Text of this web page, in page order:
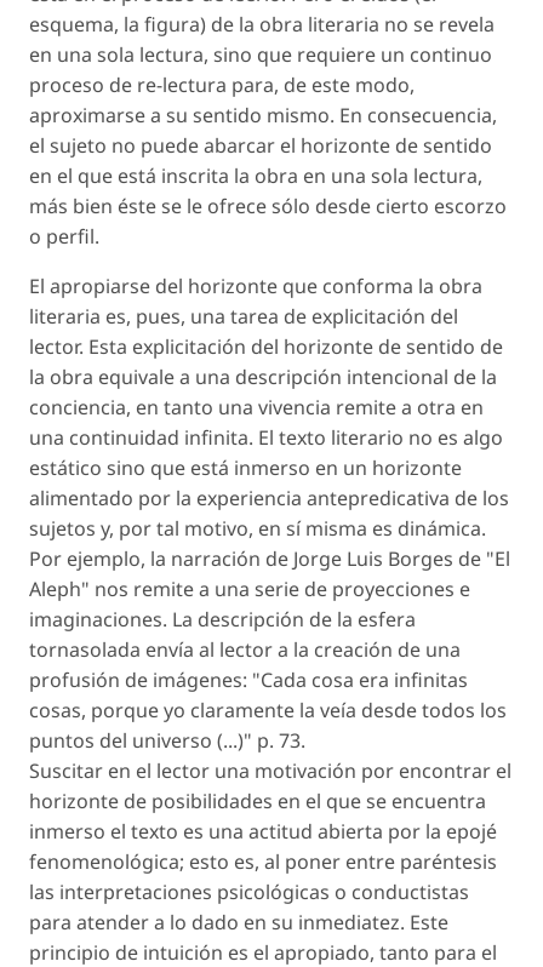
esquema, la figura) de la obra literaria no se revela
en una sola lectura, sino que requiere un continuo
proceso de re-lectura para, de este modo,
aproximarse a su sentido mismo. En consecuencia,
el sujeto no puede abarcar el horizonte de sentido
en el que está inscrita la obra en una sola lectura,
más bien éste se le ofrece sólo desde cierto escorzo
o perfil.
El apropiarse del horizonte que conforma la obra
literaria es, pues, una tarea de explicitación del
lector. Esta explicitación del horizonte de sentido de
la obra equivale a una descripción intencional de la
conciencia, en tanto una vivencia remite a otra en
una continuidad infinita. El texto literario no es algo
estático sino que está inmerso en un horizonte
alimentado por la experiencia antepredicativa de los
sujetos y, por tal motivo, en sí misma es dinámica.
Por ejemplo, la narración de Jorge Luis Borges de "El
Aleph" nos remite a una serie de proyecciones e
imaginaciones. La descripción de la esfera
tornasolada envía al lector a la creación de una
profusión de imágenes: "Cada cosa era infinitas
cosas, porque yo claramente la veía desde todos los
puntos del universo (...)" p. 73.
Suscitar en el lector una motivación por encontrar el
horizonte de posibilidades en el que se encuentra
inmerso el texto es una actitud abierta por la epojé
fenomenológica; esto es, al poner entre paréntesis
las interpretaciones psicológicas o conductistas
para atender a lo dado en su inmediatez. Este
principio de intuición es el apropiado, tanto para el